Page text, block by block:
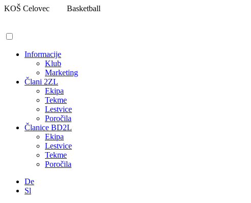
Pojdi
KOŠ Celovec Basketball
Informacije
Klub
Marketing
Člani 2ZL
Ekipa
Tekme
Lestvice
Poročila
Članice BD2L
Ekipa
Lestvice
Tekme
Poročila
De
Sl